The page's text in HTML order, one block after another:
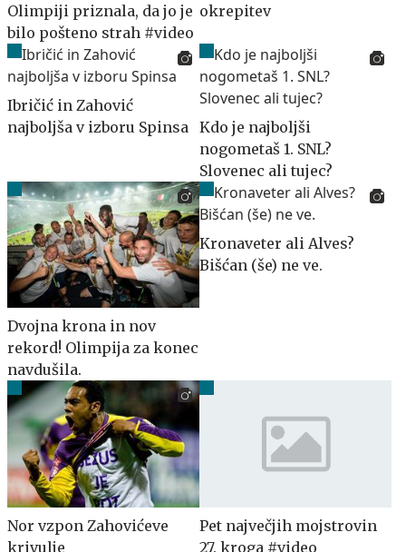
Olimpiji priznala, da jo je
bilo pošteno strah #video
okrepitev
Ibričić in Zahović
najboljša v izboru Spinsa
Kdo je najboljši
nogometaš 1. SNL?
Slovenec ali tujec?
Dvojna krona in nov
rekord! Olimpija za konec
navdušila.
Kronaveter ali Alves?
Bišćan (še) ne ve.
Nor vzpon Zahovićeve
krivulje
Pet največjih mojstrovin
27. kroga #video